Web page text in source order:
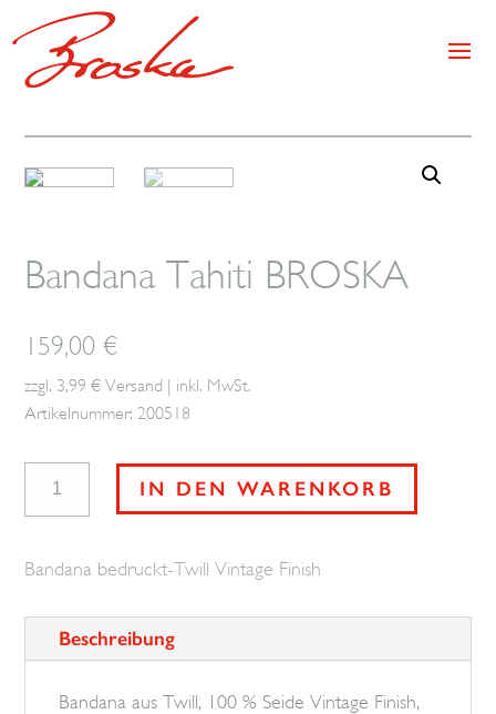
Bandana Tahiti BROSKA
159,00€
zzgl. 3,99 € Versand | inkl. MwSt.
Artikelnummer: 200518
Bandana
Menge
IN DEN WARENKORB
Bandana bedruckt-Twill Vintage Finish
Beschreibung
Bandana aus Twill, 100 % Seide Vintage Finish,